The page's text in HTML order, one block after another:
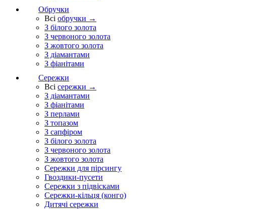
Обручки
Всі обручки →
З білого золота
З червоного золота
З жовтого золота
З діамантами
З фіанітами
Сережки
Всі сережки →
З діамантами
З фіанітами
З перлами
З топазом
З сапфіром
З білого золота
З червоного золота
З жовтого золота
Сережки для пірсингу
Гвоздики-пусети
Сережки з підвісками
Сережки-кільця (конго)
Дитячі сережки